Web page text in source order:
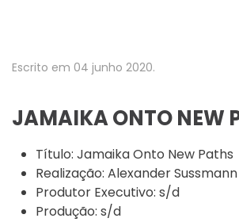
Escrito em 04 junho 2020.
JAMAIKA ONTO NEW
Título: Jamaika Onto New Paths
Realização: Alexander Sussmann
Produtor Executivo: s/d
Produção: s/d